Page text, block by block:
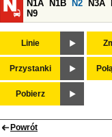
N1A
N1B N2 N3A
N9
Linie
Przystanki
Pobierz
Powrót